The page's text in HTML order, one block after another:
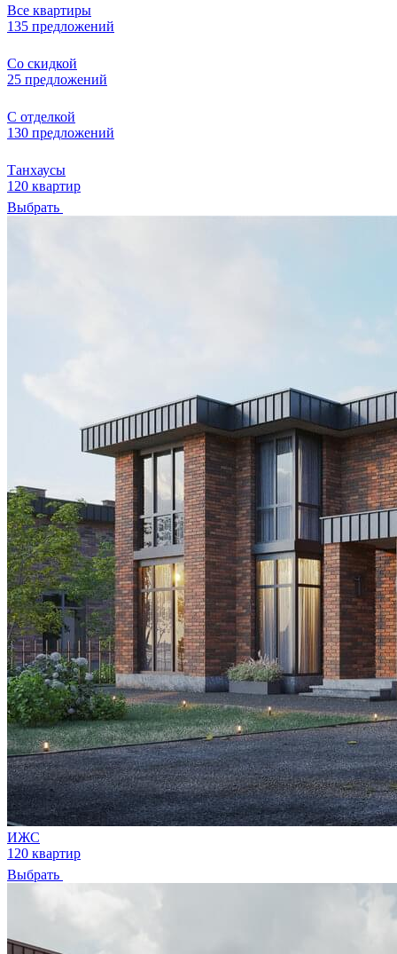
Все квартиры
135 предложений
Со скидкой
25 предложений
С отделкой
130 предложений
Танхаусы
120 квартир
Выбрать
ИЖС
120 квартир
Выбрать